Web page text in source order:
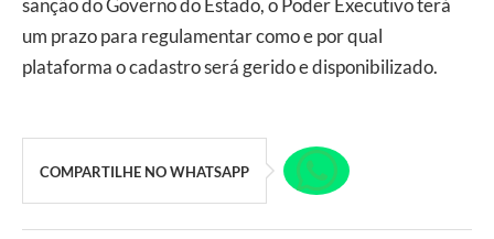
sanção do Governo do Estado, o Poder Executivo terá
um prazo para regulamentar como e por qual
plataforma o cadastro será gerido e disponibilizado.
COMPARTILHE NO WHATSAPP